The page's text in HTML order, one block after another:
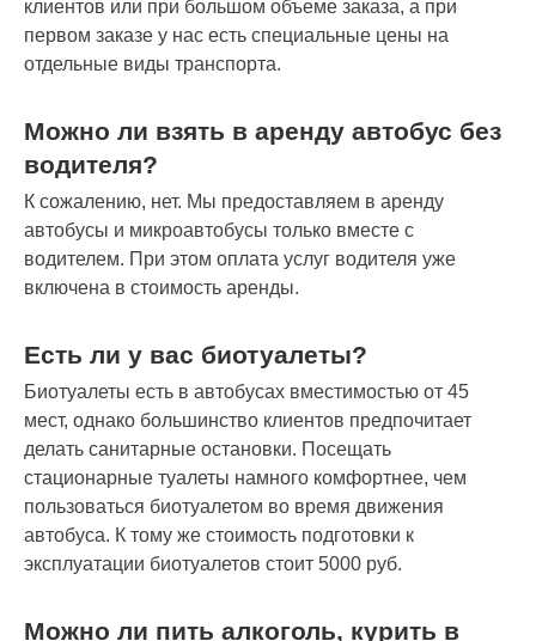
клиентов или при большом объеме заказа, а при
первом заказе у нас есть специальные цены на
отдельные виды транспорта.
Можно ли взять в аренду автобус без
водителя?
К сожалению, нет. Мы предоставляем в аренду
автобусы и микроавтобусы только вместе с
водителем. При этом оплата услуг водителя уже
включена в стоимость аренды.
Есть ли у вас биотуалеты?
Биотуалеты есть в автобусах вместимостью от 45
мест, однако большинство клиентов предпочитает
делать санитарные остановки. Посещать
стационарные туалеты намного комфортнее, чем
пользоваться биотуалетом во время движения
автобуса. К тому же стоимость подготовки к
эксплуатации биотуалетов стоит 5000 руб.
Можно ли пить алкоголь, курить в